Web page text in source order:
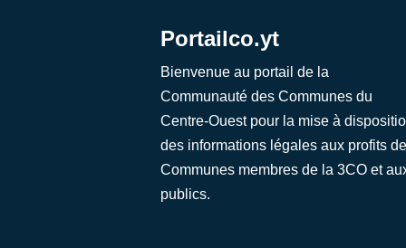
Portailco.yt
Bienvenue au portail de la
Communauté des Communes du
Centre-Ouest pour la mise à
des informations légales aux profits
Communes membres de la 3CO et
publics.